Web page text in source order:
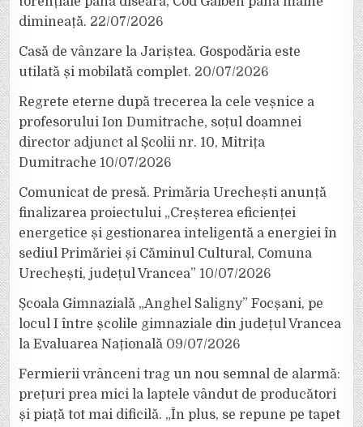
dimineață. 22/07/2026
Casă de vânzare la Jariștea. Gospodăria este
utilată și mobilată complet. 20/07/2026
Regrete eterne după trecerea la cele veșnice a
profesorului Ion Dumitrache, soțul doamnei
director adjunct al Școlii nr. 10, Mitrița
Dumitrache 10/07/2026
Comunicat de presă. Primăria Urechești anunță
finalizarea proiectului „Creșterea eficienței
energetice și gestionarea inteligentă a energiei în
sediul Primăriei și Căminul Cultural, Comuna
Urechești, județul Vrancea” 10/07/2026
Școala Gimnazială „Anghel Saligny” Focșani, pe
locul I între școlile gimnaziale din județul Vrancea
la Evaluarea Națională 09/07/2026
Fermierii vrânceni trag un nou semnal de alarmă:
prețuri prea mici la laptele vândut de producători
și piață tot mai dificilă. „În plus, se repune pe tapet